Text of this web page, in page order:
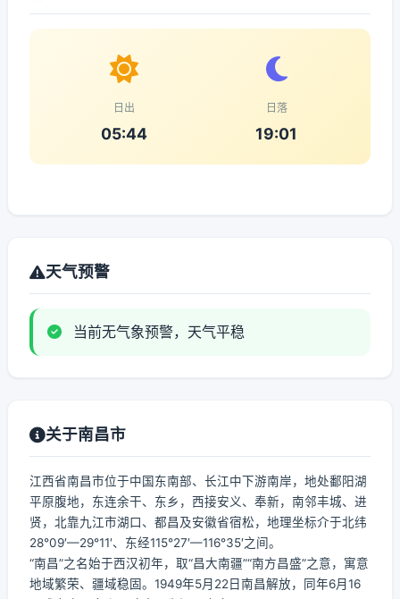
日出
05:44
日落
19:01
天气预警
当前无气象预警，天气平稳
关于南昌市
江西省南昌市位于中国东南部、长江中下游南岸，地处鄱阳湖
平原腹地，东连余干、东乡，西接安义、奉新，南邻丰城、进
贤，北靠九江市湖口、都昌及安徽省宿松，地理坐标介于北纬
28°09′—29°11′、东经115°27′—116°35′之间。
“南昌”之名始于西汉初年，取“昌大南疆”“南方昌盛”之意，寓意
地域繁荣、疆域稳固。1949年5月22日南昌解放，同年6月16